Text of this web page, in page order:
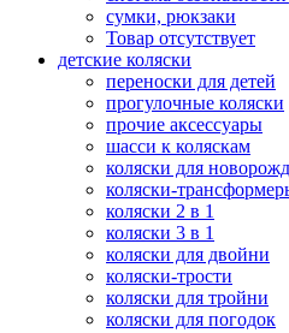
сумки, рюкзаки
Товар отсутствует
детские коляски
переноски для детей
прогулочные коляски
прочие аксессуары
шасси к коляскам
коляски для
коляски-
коляски 2 в 1
коляски 3 в 1
коляски для двойни
коляски-трости
коляски для тройни
коляски для погодок